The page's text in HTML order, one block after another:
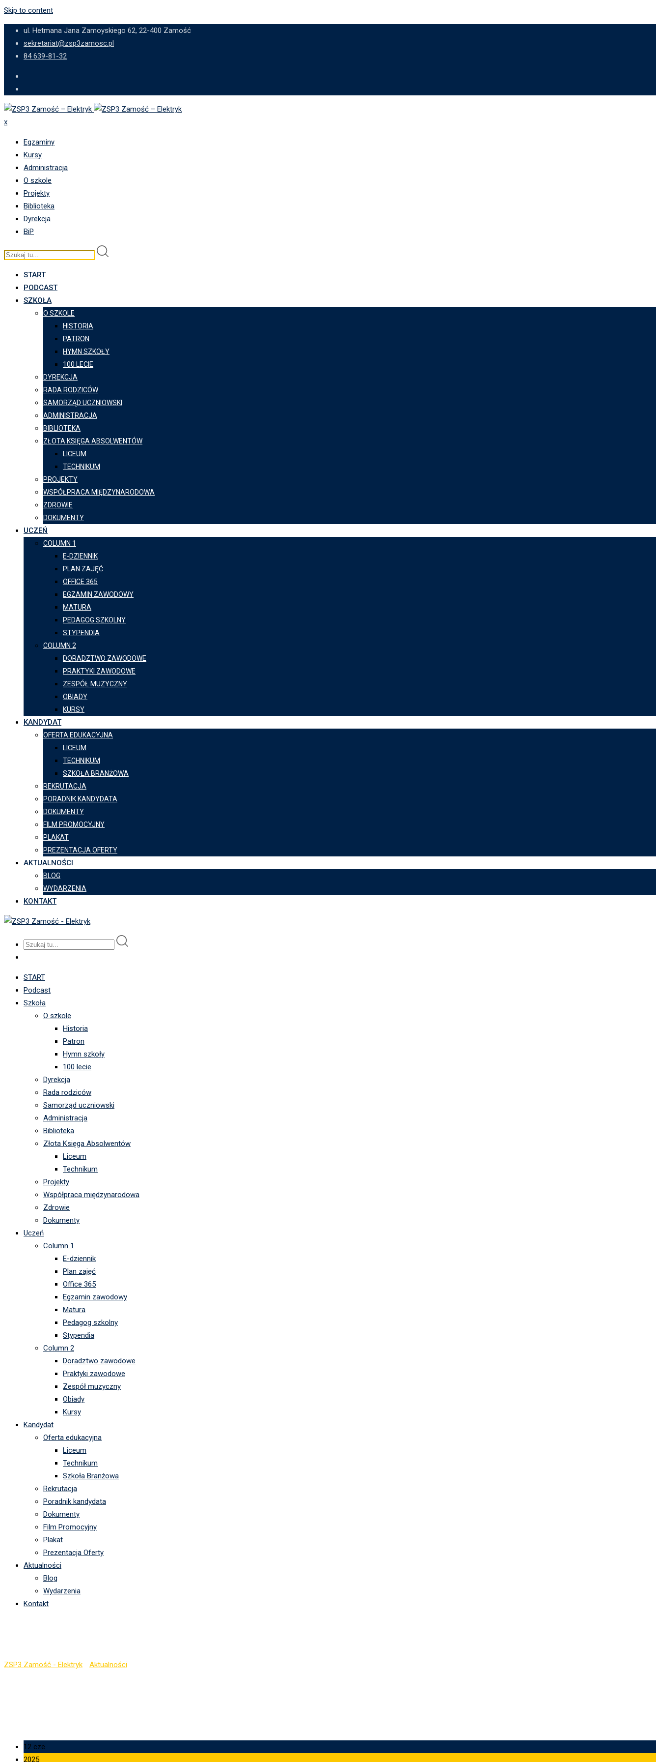
Skip to content
ul. Hetmana Jana Zamoyskiego 62, 22-400 Zamość
sekretariat@zsp3zamosc.pl
84 639-81-32
x
Egzaminy
Kursy
Administracja
O szkole
Projekty
Biblioteka
Dyrekcja
BiP
START
PODCAST
SZKOŁA
O SZKOLE
HISTORIA
PATRON
HYMN SZKOŁY
100 LECIE
DYREKCJA
RADA RODZICÓW
SAMORZĄD UCZNIOWSKI
ADMINISTRACJA
BIBLIOTEKA
ZŁOTA KSIĘGA ABSOLWENTÓW
LICEUM
TECHNIKUM
PROJEKTY
WSPÓŁPRACA MIĘDZYNARODOWA
ZDROWIE
DOKUMENTY
UCZEŃ
COLUMN 1
E-DZIENNIK
PLAN ZAJĘĆ
OFFICE 365
EGZAMIN ZAWODOWY
MATURA
PEDAGOG SZKOLNY
STYPENDIA
COLUMN 2
DORADZTWO ZAWODOWE
PRAKTYKI ZAWODOWE
ZESPÓŁ MUZYCZNY
OBIADY
KURSY
KANDYDAT
OFERTA EDUKACYJNA
LICEUM
TECHNIKUM
SZKOŁA BRANŻOWA
REKRUTACJA
PORADNIK KANDYDATA
DOKUMENTY
FILM PROMOCYJNY
PLAKAT
PREZENTACJA OFERTY
AKTUALNOŚCI
BLOG
WYDARZENIA
KONTAKT
START
Podcast
Szkoła
O szkole
Historia
Patron
Hymn szkoły
100 lecie
Dyrekcja
Rada rodziców
Samorząd uczniowski
Administracja
Biblioteka
Złota Księga Absolwentów
Liceum
Technikum
Projekty
Współpraca międzynarodowa
Zdrowie
Dokumenty
Uczeń
Column 1
E-dziennik
Plan zajęć
Office 365
Egzamin zawodowy
Matura
Pedagog szkolny
Stypendia
Column 2
Doradztwo zawodowe
Praktyki zawodowe
Zespół muzyczny
Obiady
Kursy
Kandydat
Oferta edukacyjna
Liceum
Technikum
Szkoła Branżowa
Rekrutacja
Poradnik kandydata
Dokumenty
Film Promocyjny
Plakat
Prezentacja Oferty
Aktualności
Blog
Wydarzenia
Kontakt
ZSP3 Zamość - Elektryk Aktualności
12 cze
2025